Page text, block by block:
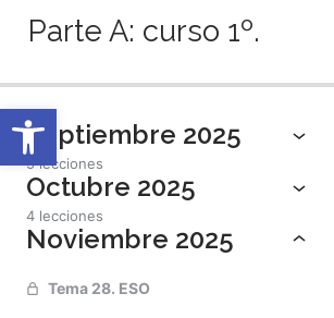
Abrir barra de herramientas
Parte A: curso 1º.
Septiembre 2025
5 lecciones
Octubre 2025
4 lecciones
Noviembre 2025
Tema 28. ESO